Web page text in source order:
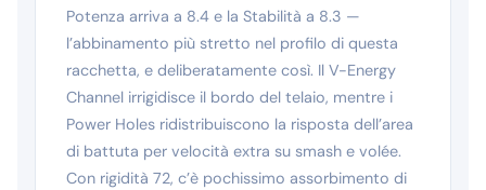
Potenza arriva a 8.4 e la Stabilità a 8.3 —
l’abbinamento più stretto nel profilo di questa
racchetta, e deliberatamente così. Il V-Energy
Channel irrigidisce il bordo del telaio, mentre i
Power Holes ridistribuiscono la risposta dell’area
di battuta per velocità extra su smash e volée.
Con rigidità 72, c’è pochissimo assorbimento di